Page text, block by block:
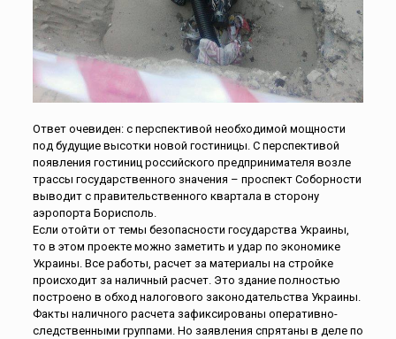
Ответ очевиден: с перспективой необходимой мощности
под будущие высотки новой гостиницы. С перспективой
появления гостиниц российского предпринимателя возле
трассы государственного значения – проспект Соборности
выводит с правительственного квартала в сторону
аэропорта Борисполь.
Если отойти от темы безопасности государства Украины,
то в этом проекте можно заметить и удар по экономике
Украины. Все работы, расчет за материалы на стройке
происходит за наличный расчет. Это здание полностью
построено в обход налогового законодательства Украины.
Факты наличного расчета зафиксированы оперативно-
следственными группами. Но заявления спрятаны в деле по